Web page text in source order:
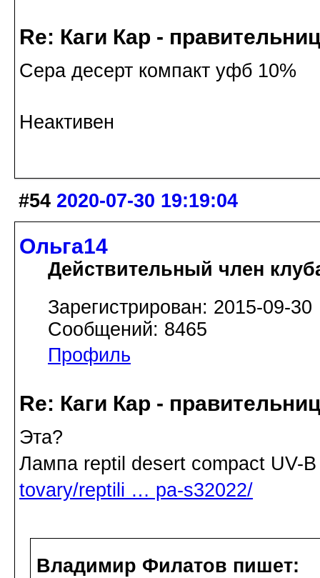
Re: Каги Кар -
Сера десерт компакт уфб 10%
Неактивен
#54 2020-07-30 19:19:04
Ольга14
Действительный член
Зарегистрирован: 2015-09-30
Сообщений: 8465
Профиль
Re: Каги Кар -
Эта?
Лампа reptil desert compact UV-
tovary/reptili … pa-s32022/
Владимир Филатов пишет: